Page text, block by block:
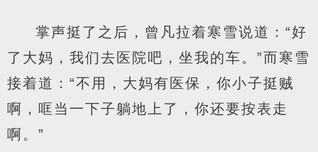
掌声挺了之后，曾凡拉着寒雪说道：“好
了大妈，我们去医院吧，坐我的车。”而寒雪
接着道：“不用，大妈有医保，你小子挺贼
啊，哐当一下子躺地上了，你还要按表走
啊。”